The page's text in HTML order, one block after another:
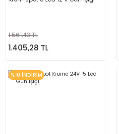
1.561,43 TL
1.405,28 TL
%10 İNDİRİM